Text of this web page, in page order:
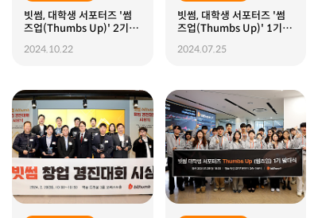
빗썸, 대학생 서포터즈 '썸
즈업(Thumbs Up)' 2기 발
2024.10.22
빗썸, 대학생 서포터즈 '썸
즈업(Thumbs Up)' 1기 해
2024.07.25